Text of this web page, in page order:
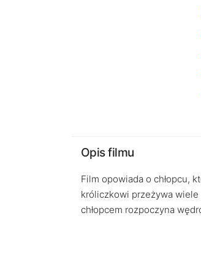
Opis filmu
Film opowiada o chłopcu,
króliczkowi przeżywa wiele
chłopcem rozpoczyna